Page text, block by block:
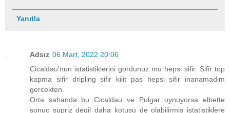
Yanıtla
Adsız 06 Mart, 2022 20:06
Cicaldau'nun istatistiklerini gordunuz mu hepsi sifir. Sifir top
kapma sifir dripling sifir kilit pas hepsi sifir inanamadim
gercekten.
Orta sahanda bu Cicaldau ve Pulgar oynuyorsa elbette
sonuc supriz degil daha kotusu de olabilirmis istatistiklere